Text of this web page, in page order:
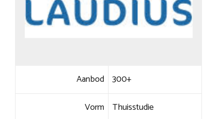
Aanbod 300+
Vorm Thuisstudie